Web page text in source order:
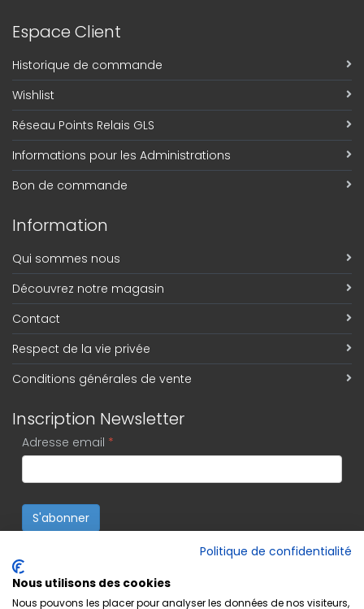
Espace Client
Historique de commande
Wishlist
Réseau Points Relais GLS
Informations pour les Administrations
Bon de commande
Information
Qui sommes nous
Découvrez notre magasin
Contact
Respect de la vie privée
Conditions générales de vente
Inscription Newsletter
Adresse email *
S'abonner
Politique de confidentialité
Nous utilisons des cookies
Nous pouvons les placer pour analyser les données de nos visiteurs,